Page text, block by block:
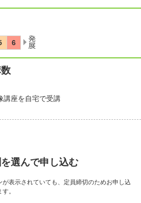
座を自宅で受講
選んで申し込む
が表示されていても、定員締切のためお申し込
。